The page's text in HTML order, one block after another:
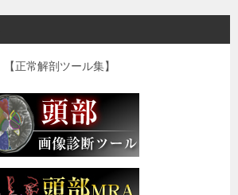
【正常解剖ツール集】